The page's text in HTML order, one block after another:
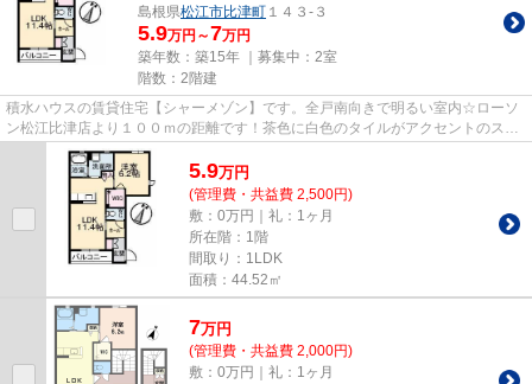
島根県松江市比津町 １４３-３
5.9万円～7万円
築年数：築15年 ｜募集中： 2室
階数：2階建
積水ハウスの賃貸住宅【シャーメゾン】です。全戸南向きで明るい室内☆ローソ
ン松江比津店より１００ｍの距離です！茶色に白色のタイルがアクセントのスタ
イリッシュな外観☆ １Ｆ・２...
5.9万円
(管理費・共益費 2,500円)
敷：0万円｜礼：1ヶ月
所在階：1階
間取り：1LDK
面積：44.52㎡
7万円
(管理費・共益費 2,000円)
敷：0万円｜礼：1ヶ月